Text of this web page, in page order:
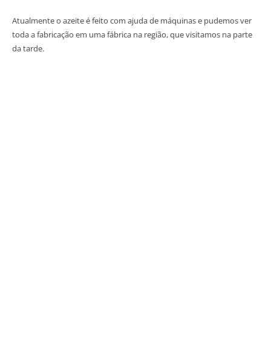
Atualmente o azeite é feito com ajuda de máquinas e pudemos ver
toda a fabricação em uma fábrica na região, que visitamos na parte
da tarde.